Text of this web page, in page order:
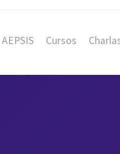
Cursos